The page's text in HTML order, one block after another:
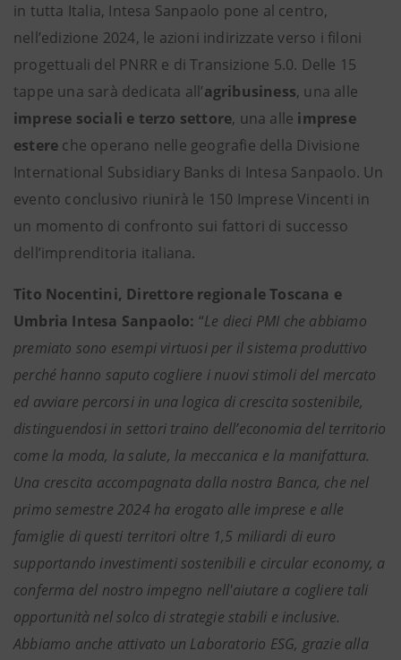
in tutta Italia, Intesa Sanpaolo pone al centro,
nell’edizione 2024, le azioni indirizzate verso i filoni
progettuali del PNRR e di Transizione 5.0. Delle 15
tappe una sarà dedicata all’agribusiness, una alle
imprese sociali e terzo settore, una alle imprese
estere che operano nelle geografie della Divisione
International Subsidiary Banks di Intesa Sanpaolo. Un
evento conclusivo riunirà le 150 Imprese Vincenti in
un momento di confronto sui fattori di successo
dell’imprenditoria italiana.
Tito Nocentini, Direttore regionale Toscana e
Umbria Intesa Sanpaolo: “Le dieci PMI che abbiamo
premiato sono esempi virtuosi per il sistema produttivo
perché hanno saputo cogliere i nuovi stimoli del mercato
ed avviare percorsi in una logica di crescita sostenibile,
distinguendosi in settori traino dell’economia del territorio
come la moda, la salute, la meccanica e la manifattura.
Una crescita accompagnata dalla nostra Banca, che nel
primo semestre 2024 ha erogato alle imprese e alle
famiglie di questi territori oltre 1,5 miliardi di euro
supportando investimenti sostenibili e circular economy, a
conferma del nostro impegno nell'aiutare a cogliere tali
opportunità nel solco di strategie stabili e inclusive.
Abbiamo anche attivato un Laboratorio ESG, grazie alla